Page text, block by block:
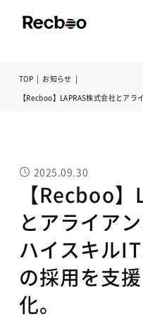
導入事例
無料オンライン相談
サービス資料ダウンロード
TOP | お知らせ |
【Recboo】LAPRAS株式会社とア
2025.09.30
【Recboo
とアライア
ハイスキル
の採用を支
化。